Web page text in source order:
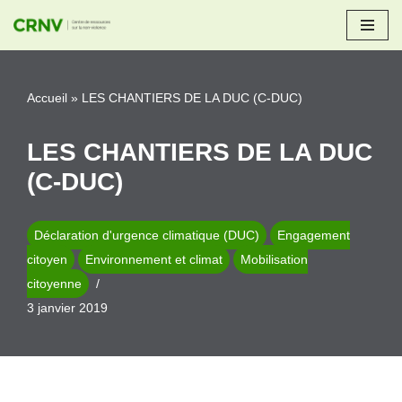
Aller
contenu
Accueil » LES CHANTIERS DE LA DUC (C-DUC)
LES CHANTIERS DE LA DUC
(C-DUC)
Déclaration d'urgence climatique (DUC)
Engagement
citoyen
Environnement et climat
Mobilisation
citoyenne
3 janvier 2019